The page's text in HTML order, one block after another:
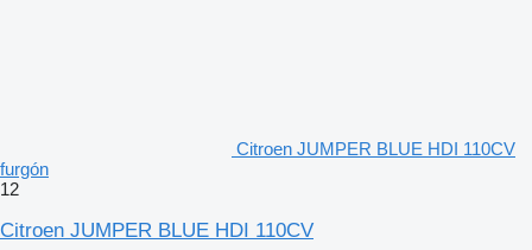
Citroen JUMPER BLUE HDI 110CV
furgón
12
Citroen JUMPER BLUE HDI 110CV